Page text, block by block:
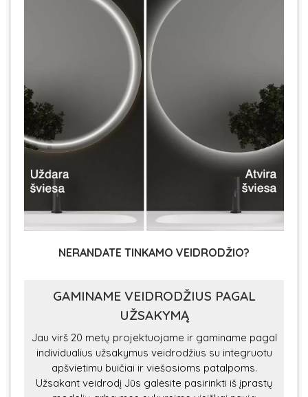
NERANDATE TINKAMO VEIDRODŽIO?
GAMINAME VEIDRODŽIUS PAGAL
UŽSAKYMĄ
Jau virš 20 metų projektuojame ir gaminame pagal
individualius užsakymus veidrodžius su integruotu
apšvietimu buičiai ir viešosioms patalpoms.
Užsakant veidrodį Jūs galėsite pasirinkti iš įprastų